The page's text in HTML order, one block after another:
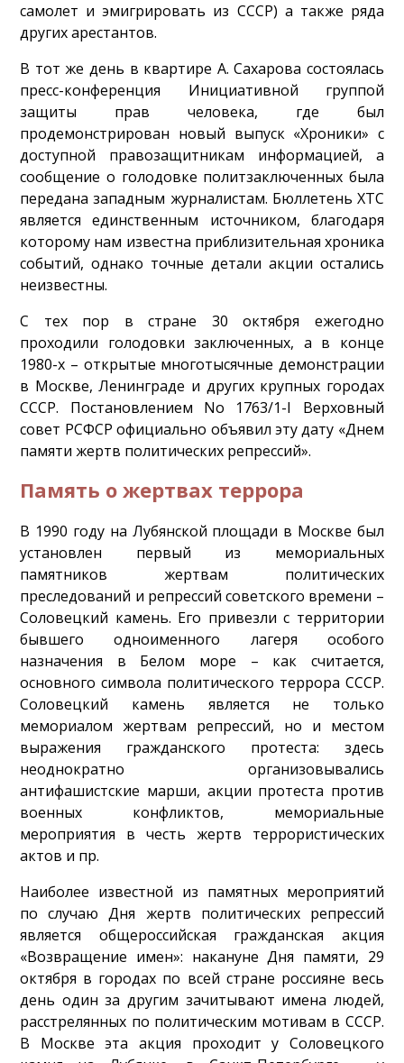
самолет и эмигрировать из СССР) а также ряда
других арестантов.
В тот же день в квартире А. Сахарова состоялась
пресс-конференция Инициативной группой
защиты прав человека, где был
продемонстрирован новый выпуск «Хроники» с
доступной правозащитникам информацией, а
сообщение о голодовке политзаключенных была
передана западным журналистам. Бюллетень ХТС
является единственным источником, благодаря
которому нам известна приблизительная хроника
событий, однако точные детали акции остались
неизвестны.
С тех пор в стране 30 октября ежегодно
проходили голодовки заключенных, а в конце
1980-х – открытые многотысячные демонстрации
в Москве, Ленинграде и других крупных городах
СССР. Постановлением No 1763/1-I Верховный
совет РСФСР официально объявил эту дату «Днем
памяти жертв политических репрессий».
Память о жертвах террора
В 1990 году на Лубянской площади в Москве был
установлен первый из мемориальных
памятников жертвам политических
преследований и репрессий советского времени –
Соловецкий камень. Его привезли с территории
бывшего одноименного лагеря особого
назначения в Белом море – как считается,
основного символа политического террора СССР.
Соловецкий камень является не только
мемориалом жертвам репрессий, но и местом
выражения гражданского протеста: здесь
неоднократно организовывались
антифашистские марши, акции протеста против
военных конфликтов, мемориальные
мероприятия в честь жертв террористических
актов и пр.
Наиболее известной из памятных мероприятий
по случаю Дня жертв политических репрессий
является общероссийская гражданская акция
«Возвращение имен»: накануне Дня памяти, 29
октября в городах по всей стране россияне весь
день один за другим зачитывают имена людей,
расстрелянных по политическим мотивам в СССР.
В Москве эта акция проходит у Соловецкого